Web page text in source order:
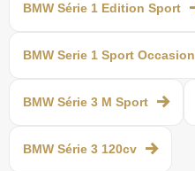
BMW Série 1 Edition Sport
BMW Serie 1 Sport Occasion
BMW Série 3 M Sport
BMW Série 3 120cv